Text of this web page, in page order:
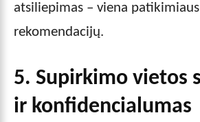
atsiliepimas – viena
rekomendacijų.
5. Supirkimo vietos
ir konfidencialumas